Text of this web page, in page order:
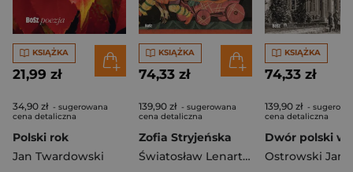
KSIĄŻKA
21,99 zł
34,90 zł - sugerowana
cena detaliczna
Polski rok
Jan Twardowski
KSIĄŻKA
74,33 zł
139,90 zł - sugerowana
cena detaliczna
Zofia Stryjeńska
Światosław Lenartowicz
KSIĄŻKA
74,33 zł
139,90 zł -
cena detaliczna
Ostrowski Jan